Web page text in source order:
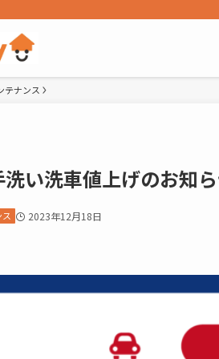
テナンス
洗い洗車値上げのお知
2023年12月18日